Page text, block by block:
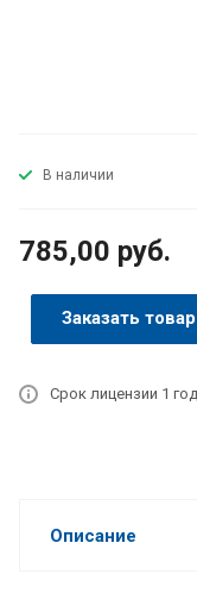
В наличии
785,00 руб.
Заказать товар
Срок лицензии 1 год
Описание